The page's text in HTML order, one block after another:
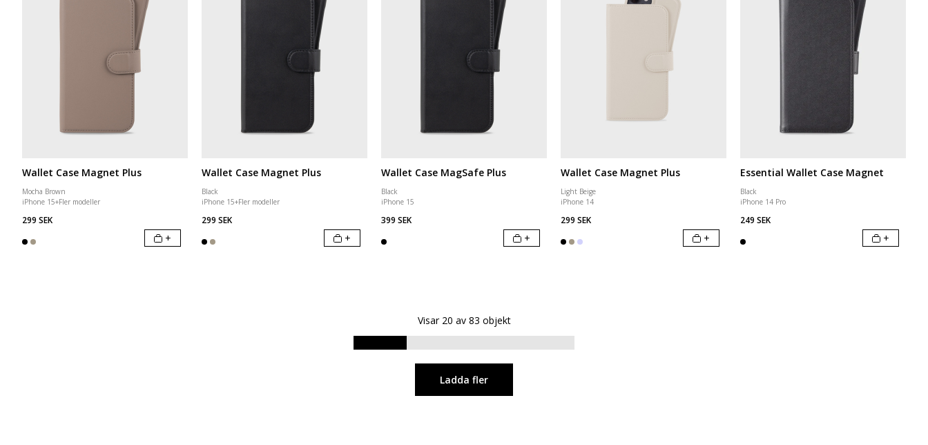
Wallet Case Magnet Plus
Mocha Brown
iPhone 15+Fler modeller
299 SEK
+
Wallet Case Magnet Plus
Black
iPhone 15+Fler modeller
299 SEK
+
Wallet Case MagSafe Plus
Black
iPhone 15
399 SEK
+
Wallet Case Magnet Plus
Light Beige
iPhone 14
299 SEK
+
Essential Wallet Case Magnet
Black
iPhone 14 Pro
249 SEK
+
Visar 20 av 83 objekt
Ladda fler